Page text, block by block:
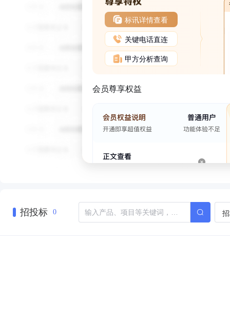
标讯详情查看
关键电话直连
甲方分析查询
会员尊享权益
招投标 0